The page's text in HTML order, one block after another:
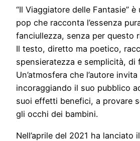
“Il Viaggiatore delle Fantasie”
pop che racconta l’essenza
fanciullezza, senza per questo
Il testo, diretto ma poetico,
spensieratezza e semplicità, di
Un’atmosfera che l’autore
incoraggiando il suo pubblico
suoi effetti benefici, a provare
gli occhi dei bambini.
Nell’aprile del 2021 ha lanciato